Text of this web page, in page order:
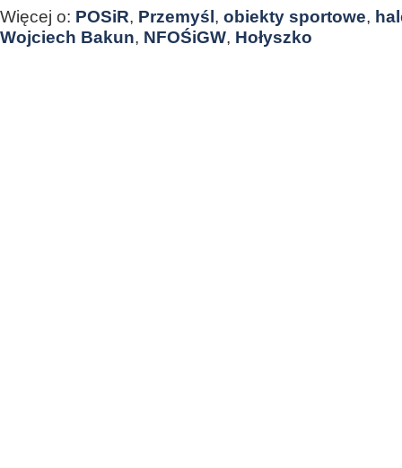
Więcej o: POSiR, Przemyśl , obiekty sportowe,
Wojciech Bakun, NFOŚiGW, Hołyszko